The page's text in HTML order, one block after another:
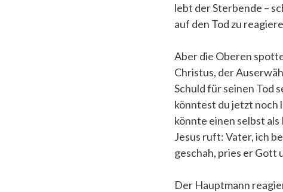
lebt der Sterbende –
auf den Tod zu
Aber die Oberen
Christus, der
Schuld für seinen Tod
könntest du jetzt noch
könnte einen selbst
Jesus ruft: Vater, ich
geschah, pries er Gott
Der Hauptmann